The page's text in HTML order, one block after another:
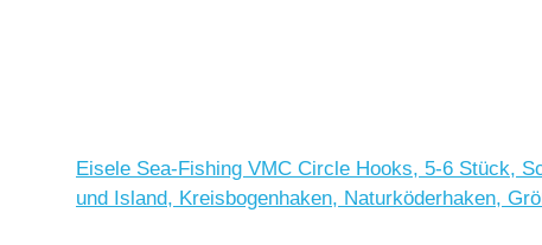
Eisele Sea-Fishing VMC Circle Hooks, 5-6 Stück,
und Island, Kreisbogenhaken, Naturköderhaken,